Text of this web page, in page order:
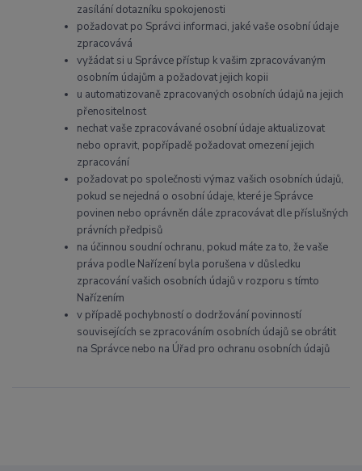
zasílání dotazníku spokojenosti
požadovat po Správci informaci, jaké vaše osobní údaje
zpracovává
vyžádat si u Správce přístup k vašim zpracovávaným
osobním údajům a požadovat jejich kopii
u automatizovaně zpracovaných osobních údajů na jejich
přenositelnost
nechat vaše zpracovávané osobní údaje aktualizovat
nebo opravit, popřípadě požadovat omezení jejich
zpracování
požadovat po společnosti výmaz vašich osobních údajů,
pokud se nejedná o osobní údaje, které je Správce
povinen nebo oprávněn dále zpracovávat dle příslušných
právních předpisů
na účinnou soudní ochranu, pokud máte za to, že vaše
práva podle Nařízení byla porušena v důsledku
zpracování vašich osobních údajů v rozporu s tímto
Nařízením
v případě pochybností o dodržování povinností
souvisejících se zpracováním osobních údajů se obrátit
na Správce nebo na Úřad pro ochranu osobních údajů